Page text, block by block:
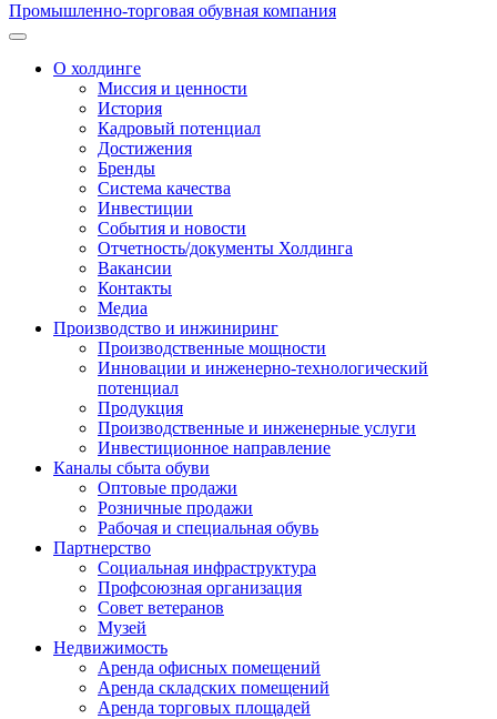
Промышленно-торговая обувная компания
О холдинге
Миссия и ценности
История
Кадровый потенциал
Достижения
Бренды
Система качества
Инвестиции
События и новости
Отчетность/документы Холдинга
Вакансии
Контакты
Медиа
Производство и инжиниринг
Производственные мощности
Инновации и инженерно-технологический
потенциал
Продукция
Производственные и инженерные услуги
Инвестиционное направление
Каналы сбыта обуви
Оптовые продажи
Розничные продажи
Рабочая и специальная обувь
Партнерство
Социальная инфраструктура
Профсоюзная организация
Совет ветеранов
Музей
Недвижимость
Аренда офисных помещений
Аренда складских помещений
Аренда торговых площадей